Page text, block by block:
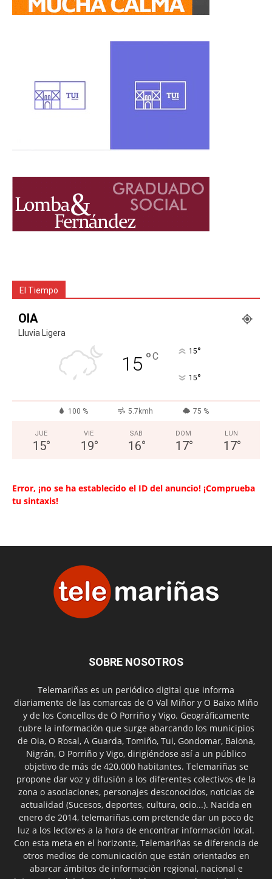
El Tiempo
OIA
Lluvia Ligera
15 °C 15°
15°
100 % 5.7kmh 75 %
JUE
15°
VIE
19°
SAB
16°
DOM
17°
LUN
17°
Error, ¡no se ha establecido el ID del anuncio! ¡Comprueba
tu sintaxis!
SOBRE NOSOTROS
Telemariñas es un periódico digital que informa
diariamente de las comarcas de O Val Miñor y O Baixo Miño
y de los Concellos de O Porriño y Vigo. Geográficamente
cubre la información que surge abarcando los municipios
de Oia, O Rosal, A Guarda, Tomiño, Tui, Gondomar, Baiona,
Nigrán, O Porriño y Vigo, dirigiéndose así a un público
objetivo de más de 420.000 habitantes. Telemariñas se
propone dar voz y difusión a los diferentes colectivos de la
zona o asociaciones, personajes desconocidos, noticias de
actualidad (Sucesos, deportes, cultura, ocio...). Nacida en
enero de 2014, telemariñas.com pretende dar un poco de
luz a los lectores a la hora de encontrar información local.
Con esta meta en el horizonte, Telemariñas se diferencia de
otros medios de comunicación que están orientados en
abarcar ámbitos de información regional, nacional e